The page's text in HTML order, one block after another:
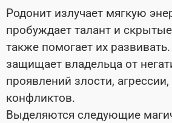
Родонит излучает мягкую
пробуждает талант и
также помогает их
защищает владельца от
проявлений злости, агрессии,
конфликтов.
Выделяются следующие